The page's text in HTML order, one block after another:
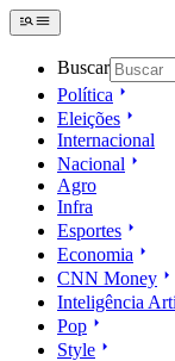
Buscar
Política
Eleições
Internacional
Nacional
Agro
Infra
Esportes
Economia
CNN Money
Inteligência
Pop
Style